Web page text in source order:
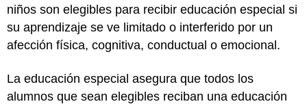
niños son elegibles para recibir educación especial si
su aprendizaje se ve limitado o interferido por un
afección física, cognitiva, conductual o emocional.
La educación especial asegura que todos los
alumnos que sean elegibles reciban una educación